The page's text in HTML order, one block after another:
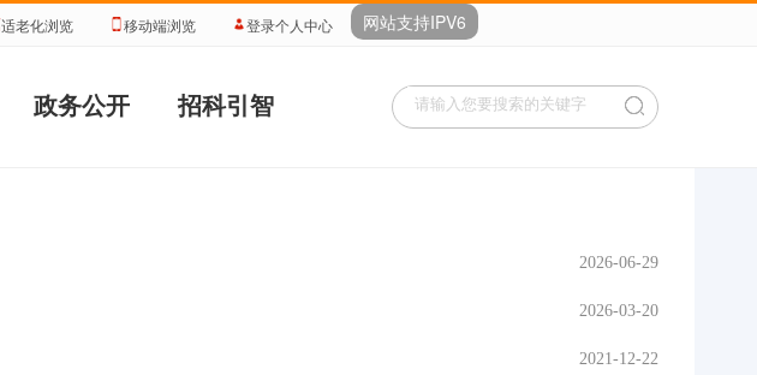
适老化浏览 移动端浏览 登录个人中心 网站支持IPV6
政务公开 招科引智
2026-06-29
2026-03-20
2021-12-22